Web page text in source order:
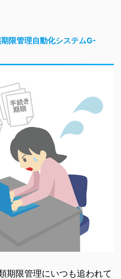
限管理自動化システムG-
期限管理にいつも追われて